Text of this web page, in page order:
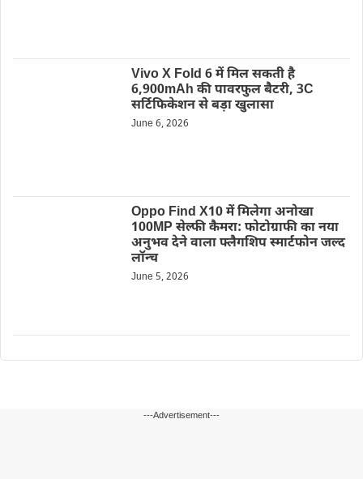
Vivo X Fold 6 में मिल सकती है
6,900mAh की पावरफुल बैटरी, 3C
सर्टिफिकेशन से बड़ा खुलासा
June 6, 2026
Oppo Find X10 में मिलेगा अनोखा
100MP सेल्फी कैमरा: फोटोग्राफी का नया
अनुभव देने वाला फ्लैगशिप स्मार्टफोन जल्द
लॉन्च
June 5, 2026
---Advertisement---